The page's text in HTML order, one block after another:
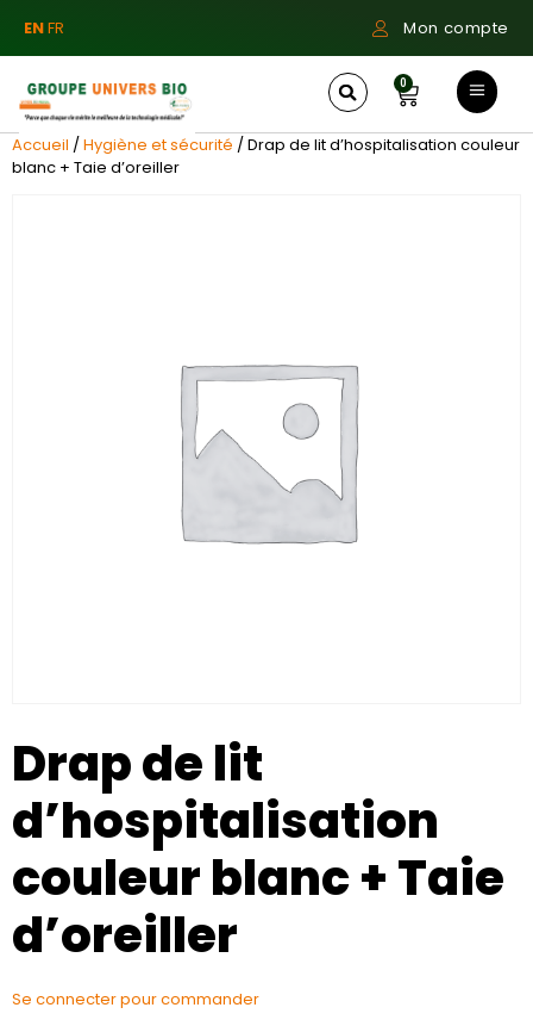
ENFR Mon compte
0
Accueil /Hygiène et sécurité / Drap de lit d’hospitalisation couleur
blanc + Taie d’oreiller
Drap de lit
d’hospitalisation
couleur blanc + Taie
d’oreiller
Se connecter pour commander